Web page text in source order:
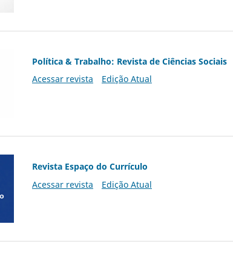
Política & Trabalho: Revista de Ciências Sociais
Acessar revista
Edição Atual
Revista Espaço do Currículo
Acessar revista
Edição Atual